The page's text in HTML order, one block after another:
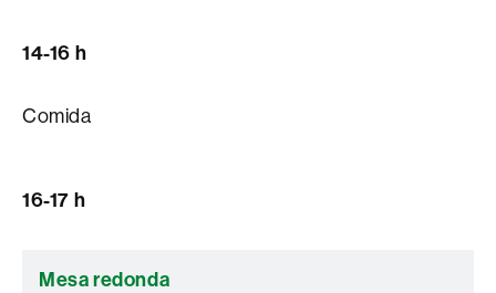
14-16 h
Comida
16-17 h
Mesa redonda